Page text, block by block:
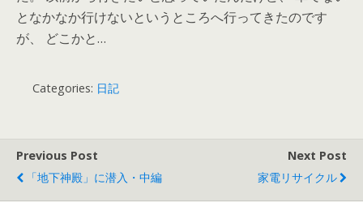
となかなか行けないというところへ行ってきたのです
が、 どこかと…
Categories: 日記
Previous Post
「地下神殿」に潜入・中編
Next Post
家電リサイクル